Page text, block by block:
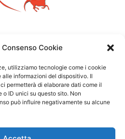
Cookie
utilizziamo tecnologie come i cookie
informazioni del dispositivo. Il
permetterà di elaborare dati come il
ID unici su questo sito. Non
può influire negativamente su alcune